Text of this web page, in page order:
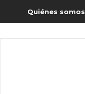
Quiénes somos